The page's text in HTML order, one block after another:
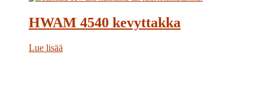
HWAM 4540 kevyttakka
Lue lisää